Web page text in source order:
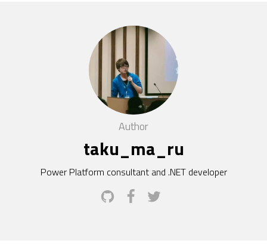
Author
taku_ma_ru
Power Platform consultant and .NET developer